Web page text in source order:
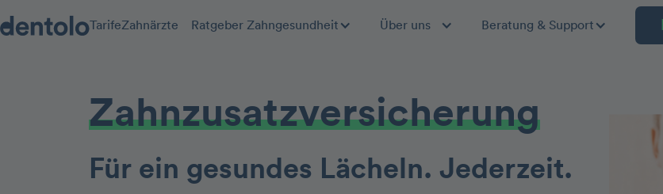
TarifeZahnärzte Ratgeber Zahngesundheit Über uns Beratung & Support
Zahnzusatz­versicherung
Für ein gesundes Lächeln. Jederzeit.